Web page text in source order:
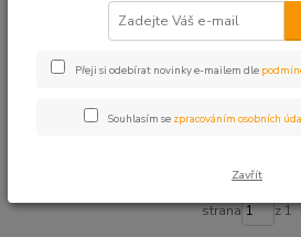
Nejnovější Nejlevnější Nejdražší
Zobrazuji 1-5 z 5
strana z 1
Přeji si odebírat novinky e-mailem dle
Souhlasím se zpracováním osobních
Zavřít